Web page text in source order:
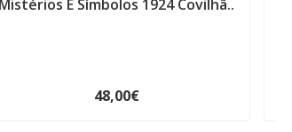
Mistérios E Símbolos 1924 Covilhã..
48,00€